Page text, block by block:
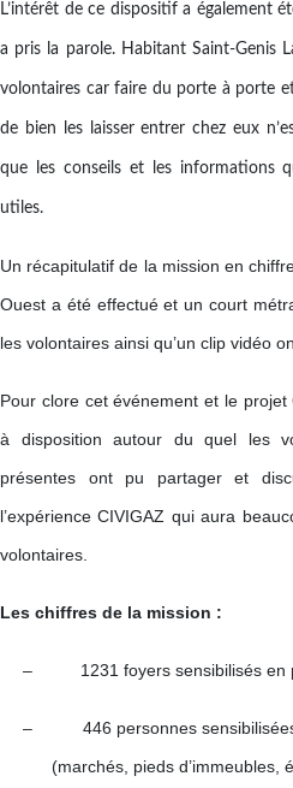
L’intérêt de ce dispositif a également
a pris la parole. Habitant Saint-Genis
volontaires car faire du porte à porte
de bien les laisser entrer chez eux
que les conseils et les informations
utiles.
Un récapitulatif de la mission en
Ouest a été effectué et un court
les volontaires ainsi qu’un clip vidéo
Pour clore cet événement et le
à disposition autour du quel les
présentes ont pu partager et
l’expérience CIVIGAZ qui aura
volontaires.
Les chiffres de la mission :
– 1231 foyers sensibilisés en
–
446 personnes
(marchés, pieds d’immeubles,